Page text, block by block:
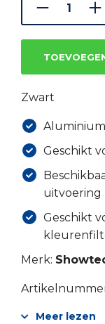
€4.66.
Zwart
Geschikt
uitvoering
Geschikt
Merk:
Meer lezen